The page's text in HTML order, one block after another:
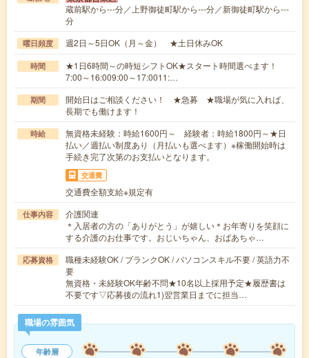
蔵前駅から---分／上野御徒町駅から---分／新御徒町駅から---
分
曜日頻度 週2日～5日OK（月～金） ★土日休みOK
時間
★1日6時間～の時短シフトOK★スタート時間選べます！
7:00～16:009:00～17:0011:…
期間
開始日はご相談ください！ ★急募 ★職場が気に入れば、
長期でも働けます！
時給
無資格未経験：時給1600円～ 経験者：時給1800円～★日
払い／週払い制度あり（月払いも選べます）※稼働開始時は
手続き完了次第のお支払いとなります。
交通費
交通費全額支給※規定有
仕事内容
介護関連
＊入居者の方の「ありがとう」が嬉しい＊お年寄りを笑顔に
する介護のお仕事です。おじいちゃん、おばあちゃ…
応募資格
職種未経験OK / ブランクOK / パソコンスキル不要 / 英語力不
要
無資格・未経験OK年齢不問★10名以上採用予定★履歴書は
不要です▽応募後の流れ1)翌営業日までに担当…
職場の雰囲気
年齢層